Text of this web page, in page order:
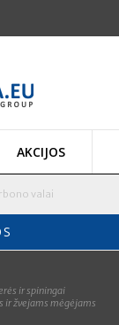
AKCIJOS
valai
ir spiningai
ir žvejams mėgėjams